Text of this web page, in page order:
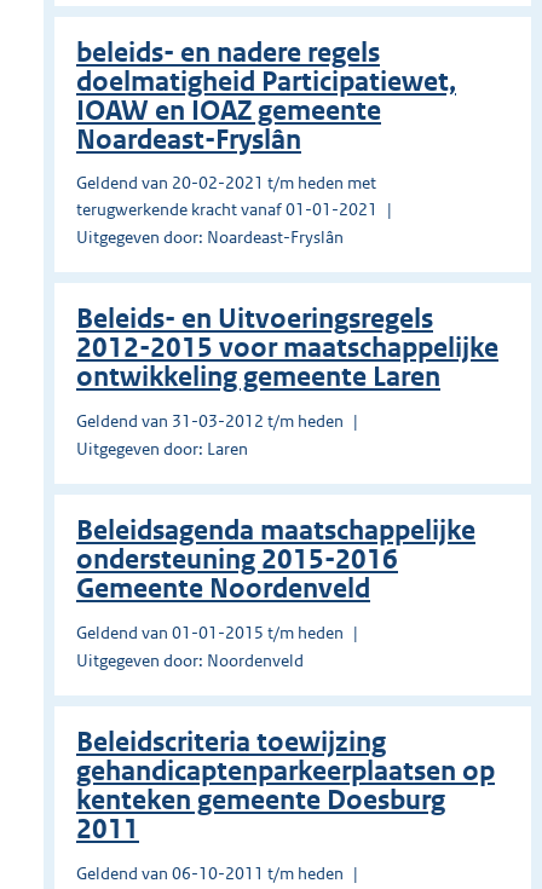
beleids- en nadere regels
doelmatigheid Participatiewet,
IOAW en IOAZ gemeente
Noardeast-Fryslân
Geldend van 20-02-2021 t/m heden met
terugwerkende kracht vanaf 01-01-2021
Uitgegeven door: Noardeast-Fryslân
Beleids- en Uitvoeringsregels
2012-2015 voor maatschappelijke
ontwikkeling gemeente Laren
Geldend van 31-03-2012 t/m heden
Uitgegeven door: Laren
Beleidsagenda maatschappelijke
ondersteuning 2015-2016
Gemeente Noordenveld
Geldend van 01-01-2015 t/m heden
Uitgegeven door: Noordenveld
Beleidscriteria toewijzing
gehandicaptenparkeerplaatsen op
kenteken gemeente Doesburg
2011
Geldend van 06-10-2011 t/m heden